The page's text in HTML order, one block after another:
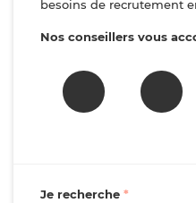
besoins de recrutement
Nos conseillers vous
Je recherche